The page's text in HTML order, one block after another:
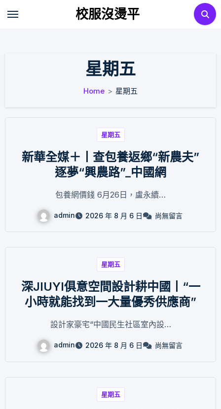
校服沒燙平
星期五
Home 星期五
星期五
新華全媒＋丨查包養返鄉“新農夫”
逐夢“興農路”_中國網
包養網價錢 6月26日，盧永續…
admin 2026 年 8 月 6 日 尚無留言
星期五
深JIUYI俱意空間設計耕中國丨“一
小時就能找到一大量優秀供應商”
設計家豪宅“中國民生社區室內設…
admin 2026 年 8 月 6 日 尚無留言
星期五